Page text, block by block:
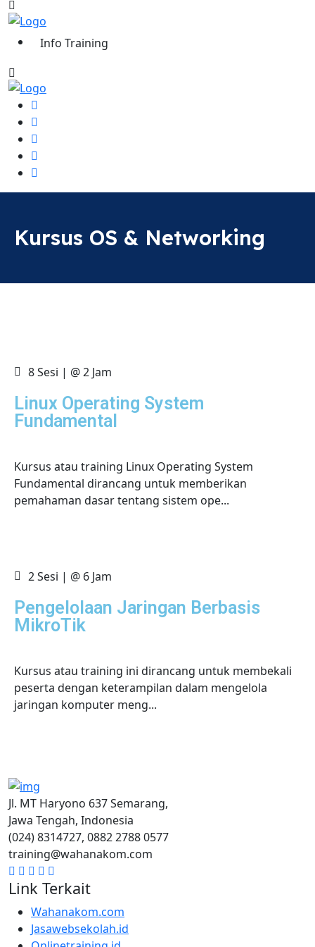
Info Training
Kursus OS & Networking
8 Sesi | @ 2 Jam
Linux Operating System
Fundamental
Kursus atau training Linux Operating System
Fundamental dirancang untuk memberikan
pemahaman dasar tentang sistem ope...
2 Sesi | @ 6 Jam
Pengelolaan Jaringan Berbasis
MikroTik
Kursus atau training ini dirancang untuk membekali
peserta dengan keterampilan dalam mengelola
jaringan komputer meng...
Jl. MT Haryono 637 Semarang,
Jawa Tengah, Indonesia
(024) 8314727, 0882 2788 0577
training@wahanakom.com
Link Terkait
Wahanakom.com
Jasawebsekolah.id